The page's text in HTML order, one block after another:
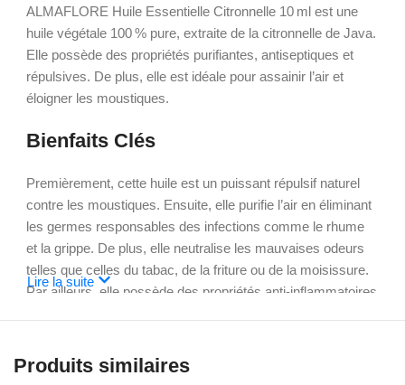
ALMAFLORE Huile Essentielle Citronnelle 10 ml est une
huile végétale 100 % pure, extraite de la citronnelle de Java.
Elle possède des propriétés purifiantes, antiseptiques et
répulsives. De plus, elle est idéale pour assainir l’air et
éloigner les moustiques.
Bienfaits Clés
Premièrement, cette huile est un puissant répulsif naturel
contre les moustiques. Ensuite, elle purifie l’air en éliminant
les germes responsables des infections comme le rhume
et la grippe. De plus, elle neutralise les mauvaises odeurs
telles que celles du tabac, de la friture ou de la moisissure.
Par ailleurs, elle possède des propriétés anti-inflammatoires
Conseils d’Utilisation
Lire la suite
Produits similaires